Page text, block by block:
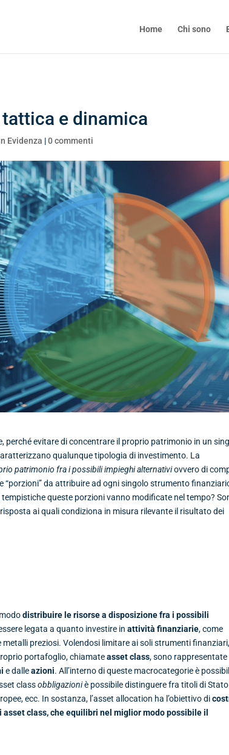
Home
Chi sono
e dinamica
Evidenza |0 commenti
perché evitare di concentrare il proprio patrimonio in un
qualunque tipologia di investimento. La
patrimonio fra i possibili impieghi alternativiovvero di
“porzioni” da attribuire ad ogni singolo strumento
queste porzioni vanno modificate nel tempo?
ai quali condiziona in misura rilevante il risultato dei
mododistribuire le risorse a disposizione fra i possibili
legata a quanto investire inattività finanziarie, come
metalli preziosi. Volendosi limitare ai soli strumenti
portafoglio, chiamateasset class, sono rappresentate
e dalleazioni. All’interno di queste macrocategorie è
classobbligazioniè possibile distinguere fra titoli di Stato
ecc. In sostanza, l’asset allocation ha l’obiettivo di
class, che equilibri nel miglior modo possibile il